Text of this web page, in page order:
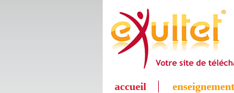
accueil